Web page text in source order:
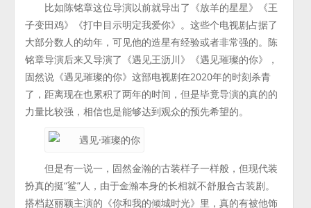
比如陈铭章这位导演以前就导出了《放羊的星星》《王
子变田鸡》《打中目示明定我爱你》。这些个电视剧占据了
大部分数人的幼年，可见他的造星有经验或者非常强的。陈
铭章导演后来又导演了《遇见王沥川》《遇见璀璨的你》，
固然说《遇见璀璨的你》这部电视剧在2020年的时刻杀青
了，距离现在也累积了两年的时间，但是毕竟导演的真的的
力量比较强，相信也是能够达到观众的预先希望的。
但是有一说一，固然金瀚的古装样子一样般，但现代装
扮真的挺“鲨”人，由于金瀚本身的长相就不舒服合古装剧。
搭档赵丽颖主演的《你和我的倾城时光》里，真的有被他饰